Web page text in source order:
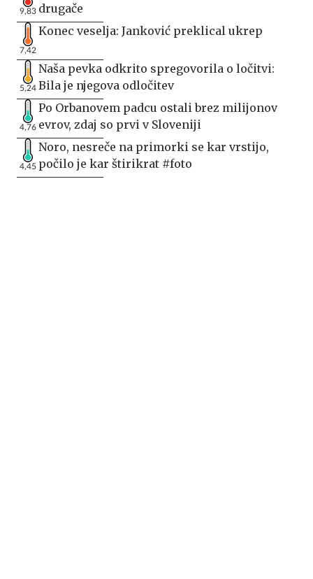
9,83 drugače
7,42
Konec veselja: Janković preklical ukrep
5,24
Naša pevka odkrito spregovorila o ločitvi:
Bila je njegova odločitev
4,76
Po Orbanovem padcu ostali brez milijonov
evrov, zdaj so prvi v Sloveniji
4,45
Noro, nesreče na primorki se kar vrstijo,
počilo je kar štirikrat #foto